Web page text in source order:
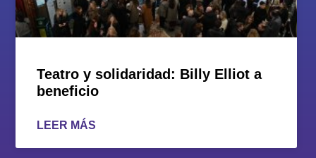
Teatro y solidaridad: Billy Elliot a
beneficio
LEER MÁS